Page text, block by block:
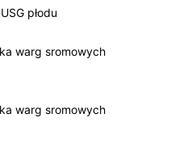
płodu
warg sromowych
warg sromowych